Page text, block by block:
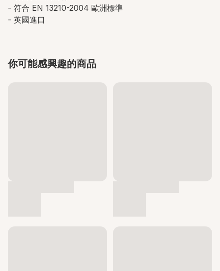
- 符合 EN 13210-2004 歐洲標準
- 英國進口
你可能感興趣的商品